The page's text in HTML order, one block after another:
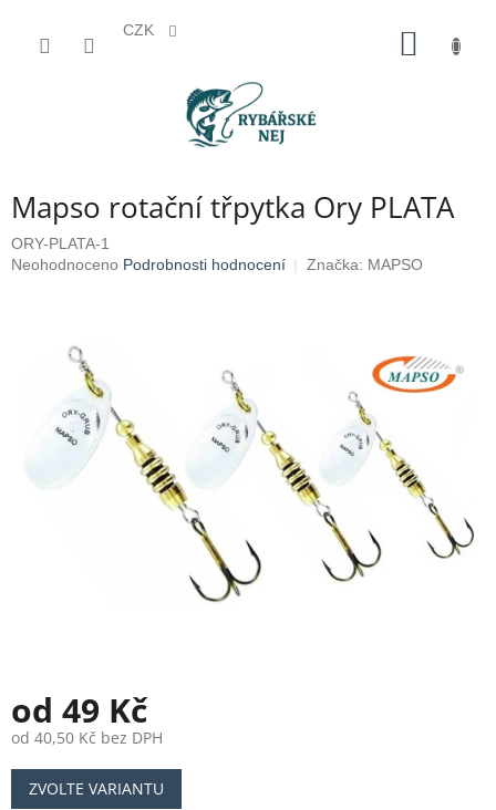
CZK
Mapso rotační třpytka Ory PLATA
ORY-PLATA-1
Průměrné
hvězdiček.
Neohodnoceno Podrobnosti hodnocení Značka: MAPSO
od 49 Kč
od 40,50 Kč bez DPH
Měrná
cena:
ZVOLTE VARIANTU